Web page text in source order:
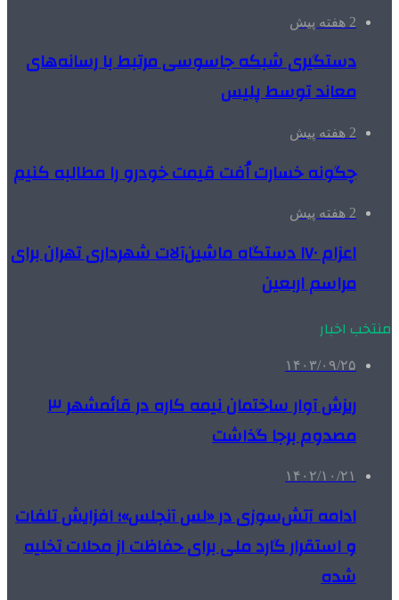
2 هفته پیش
دستگیری شبکه جاسوسی مرتبط با رسانه‌های
معاند توسط پلیس
2 هفته پیش
چگونه خسارت اُفت قیمت خودرو را مطالبه کنیم
2 هفته پیش
اعزام ۱۷۰ دستگاه ماشین‌آلات شهرداری تهران برای
مراسم اربعین
منتخب اخبار
۱۴۰۳/۰۹/۲۵
ریزش آوار ساختمان نیمه کاره در قائمشهر ۳
مصدوم برجا گذاشت
۱۴۰۲/۱۰/۲۱
ادامه‌ آتش‌سوزی‌ در «لس آنجلس»؛ افزایش تلفات
و استقرار گارد ملی برای حفاظت از محلات تخلیه
شده